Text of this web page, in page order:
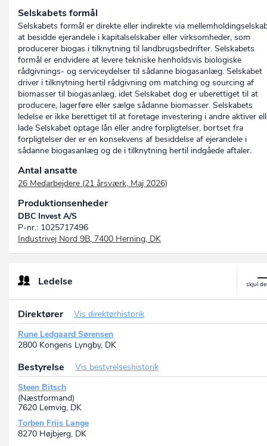
Selskabets formål
Selskabets formål er direkte eller indirekte via
at besidde ejerandele i kapitalselskaber eller virksomheder, som
producerer biogas i tilknytning til landbrugsbedrifter. Selskabets
formål er endvidere at levere tekniske henholdsvis biologiske
rådgivnings- og serviceydelser til sådanne biogasanlæg. Selskabet
driver i tilknytning hertil rådgivning om matching og sourcing af
biomasser til biogasanlæg, idet Selskabet dog er uberettiget til at
producere, lagerføre eller sælge sådanne biomasser. Selskabets
ledelse er ikke berettiget til at foretage investering i andre aktiver
lade Selskabet optage lån eller andre forpligtelser, bortset fra
forpligtelser der er en konsekvens af besiddelse af ejerandele i
sådanne biogasanlæg og de i tilknytning hertil indgåede aftaler.
Antal ansatte
26 Medarbejdere (21 årsværk, Maj 2026)
Produktionsenheder
DBC Invest A/S
P-nr.: 1025717496
Industrivej Nord 9B, 7400 Herning, DK
Ledelse
Direktører
Vis direktørhistorik
Rune Ledgaard Sørensen
2800 Kongens Lyngby, DK
Bestyrelse
Vis bestyrelseshistorik
Steen Bitsch
(Næstformand)
7620 Lemvig, DK
Torben Friis Lange
8270 Højbjerg, DK